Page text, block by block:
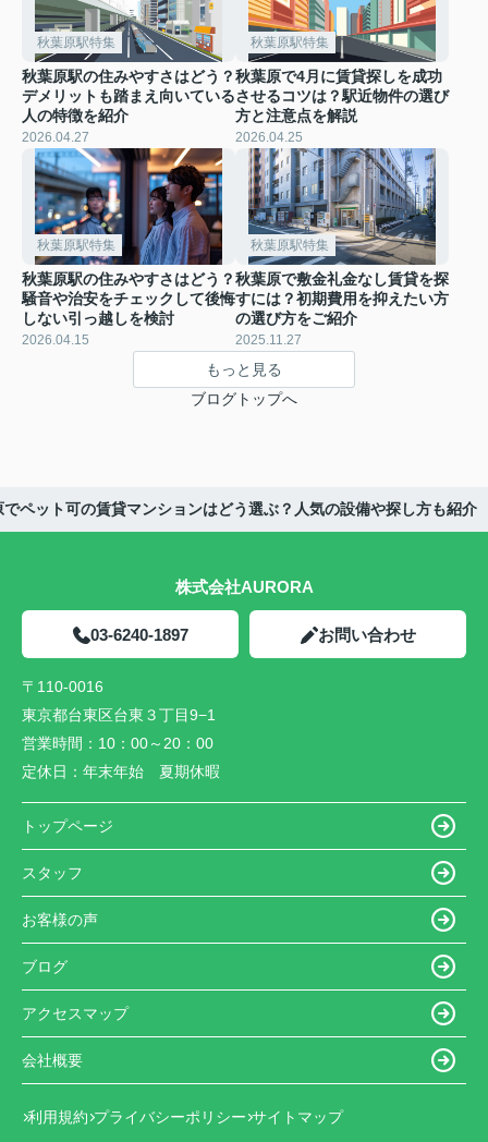
秋葉原駅特集
秋葉原駅の住みやすさはどう？
デメリットも踏まえ向いている
人の特徴を紹介
2026.04.27
秋葉原駅特集
秋葉原で4月に賃貸探しを成功
させるコツは？駅近物件の選び
方と注意点を解説
2026.04.25
秋葉原駅特集
秋葉原駅の住みやすさはどう？
騒音や治安をチェックして後悔
しない引っ越しを検討
2026.04.15
秋葉原駅特集
秋葉原で敷金礼金なし賃貸を探
すには？初期費用を抑えたい方
の選び方をご紹介
2025.11.27
もっと見る
ブログトップへ
でペット可の賃貸マンションはどう選ぶ？人気の設備や探し方も紹介
株式会社AURORA
03-6240-1897 お問い合わせ
〒110-0016
東京都台東区台東３丁目9−1
営業時間： 10：00～20：00
定休日： 年末年始 夏期休暇
トップページ
スタッフ
お客様の声
ブログ
アクセスマップ
会社概要
利用規約 プライバシーポリシー サイトマップ